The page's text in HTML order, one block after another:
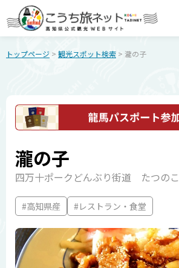
トップページ > 観光スポット検索 > 瀧の子
瀧の子
四万十ポークどんぶり街道 たつのこ
#高知県産 #レストラン・食堂